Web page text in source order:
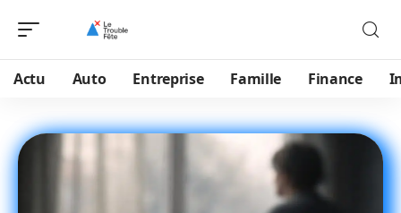
Actu Auto Entreprise Famille Finance